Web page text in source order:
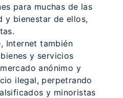
para muchas de las
y bienestar de ellos,
Internet también
y servicios
anónimo y
ilegal, perpetrando
y minoristas